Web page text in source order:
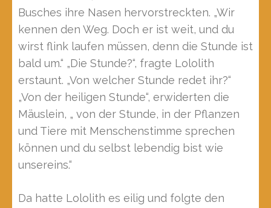
Busches ihre Nasen hervorstreckten. „Wir
kennen den Weg. Doch er ist weit, und du
wirst flink laufen müssen, denn die Stunde ist
bald um.“ „Die Stunde?“, fragte Lololith
erstaunt. „Von welcher Stunde redet ihr?“
„Von der heiligen Stunde“, erwiderten die
Mäuslein, „ von der Stunde, in der Pflanzen
und Tiere mit Menschenstimme sprechen
können und du selbst lebendig bist wie
unsereins.“
Da hatte Lololith es eilig und folgte den